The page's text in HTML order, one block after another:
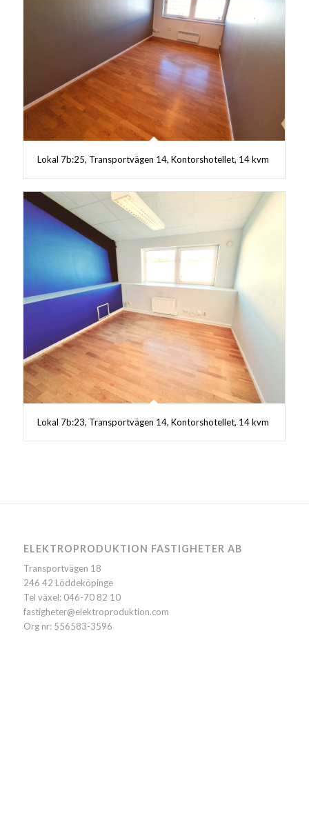
Lokal 7b:25, Transportvägen 14, Kontorshotellet, 14 kvm
Lokal 7b:23, Transportvägen 14, Kontorshotellet, 14 kvm
ELEKTROPRODUKTION FASTIGHETER AB
Transportvägen 18
246 42 Löddeköpinge
Tel växel: 046-70 82 10
fastigheter@elektroproduktion.com
Org nr: 556583-3596